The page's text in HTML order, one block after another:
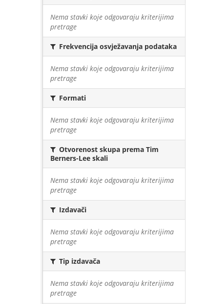
Nema stavki koje odgovaraju kriterijima
pretrage
Frekvencija osvježavanja podataka
Nema stavki koje odgovaraju kriterijima
pretrage
Formati
Nema stavki koje odgovaraju kriterijima
pretrage
Otvorenost skupa prema Tim
Berners-Lee skali
Nema stavki koje odgovaraju kriterijima
pretrage
Izdavači
Nema stavki koje odgovaraju kriterijima
pretrage
Tip izdavača
Nema stavki koje odgovaraju kriterijima
pretrage